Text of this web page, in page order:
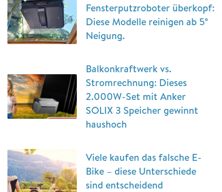
Fensterputzroboter überkopf:
Diese Modelle reinigen ab 5°
Neigung.
Balkonkraftwerk vs.
Stromrechnung: Dieses
2.000W-Set mit Anker
SOLIX 3 Speicher gewinnt
haushoch
Viele kaufen das falsche E-
Bike – diese Unterschiede
sind entscheidend